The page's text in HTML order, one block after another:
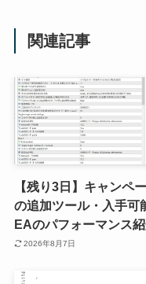
関連記事
【残り3日】キャンペ
の追加ツール・入手可
EAのパフォーマンス
2026年8月7日